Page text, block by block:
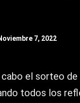
7, 2022
el sorteo
todos los